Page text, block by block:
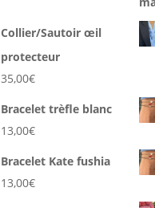
Collier/Sautoir œil
protecteur
35,00€
Bracelet trèfle blanc
13,00€
Bracelet Kate fushia
13,00€